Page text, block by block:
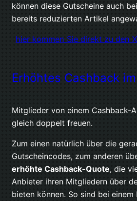
können diese Gutscheine auch
bereits reduzierten Artikel
hier kommen Sie direkt zu den
Erhöhtes Cashback
Mitglieder von einem Cashback-
gleich doppelt freuen.
Zum einen natürlich über die
Gutscheincodes, zum anderen
erhöhte Cashback-Quote, die
Anbieter ihren Mitgliedern über
bieten können. So sind bei einem